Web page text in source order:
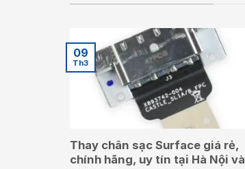
Thay chân sạc Surface giá rẻ,
chính hãng, uy tín tại Hà Nội và
09
Th3